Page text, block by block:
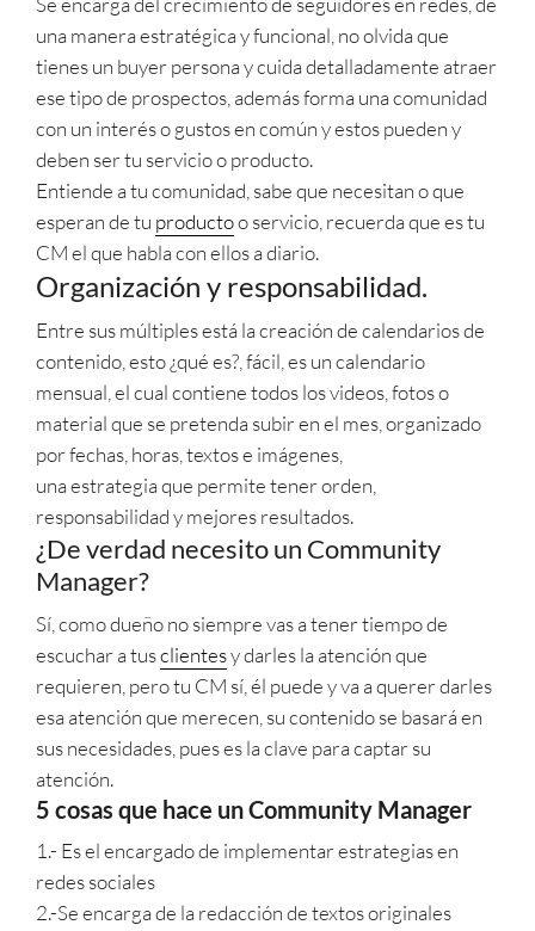
una manera estratégica y funcional, no olvida que
tienes un buyer persona y cuida detalladamente atraer
ese tipo de prospectos, además forma una comunidad
con un interés o gustos en común y estos pueden y
deben ser tu servicio o producto.
Entiende a tu comunidad, sabe que necesitan o que
esperan de tu productoo servicio, recuerda que es tu
CM el que habla con ellos a diario.
Organización y responsabilidad.
Entre sus múltiples está la creación de calendarios de
contenido, esto ¿qué es?, fácil, es un calendario
mensual, el cual contiene todos los videos, fotos o
material que se pretenda subir en el mes, organizado
por fechas, horas, textos e imágenes,
una estrategia que permite tener orden,
responsabilidad y mejores resultados.
¿De verdad necesito un Community
Manager?
Sí, como dueño no siempre vas a tener tiempo de
escuchar a tusclientesy darles la atención que
requieren, pero tu CM sí, él puede y va a querer darles
esa atención que merecen, su contenido se basará en
sus necesidades, pues es la clave para captar su
atención.
5 cosas que hace un Community Manager
1.- Es el encargado de implementar estrategias en
redes sociales
2.-Se encarga de la redacción de textos originales